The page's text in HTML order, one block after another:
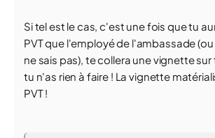
Si tel est le cas, c'est une fois que tu
PVT que l'employé de l'ambassade (ou
ne sais pas), te collera une vignette
tu n'as rien à faire ! La vignette
PVT !